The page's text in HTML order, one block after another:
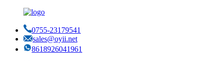
0755-23179541
sales@oyii.net
8618926041961